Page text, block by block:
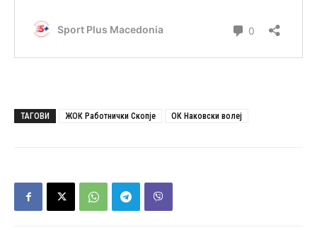
ТАГОВИ ЖОК Работнички Скопје ОК Наковски волеј